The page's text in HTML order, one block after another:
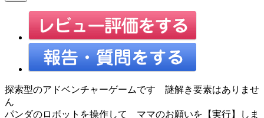
探索型のアドベンチャーゲームです 謎解き要素はありませ
ん
パンダのロボットを操作して ママのお願いを【実行】しま